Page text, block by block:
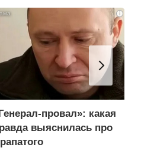
i
провал»: какая
выяснилась про